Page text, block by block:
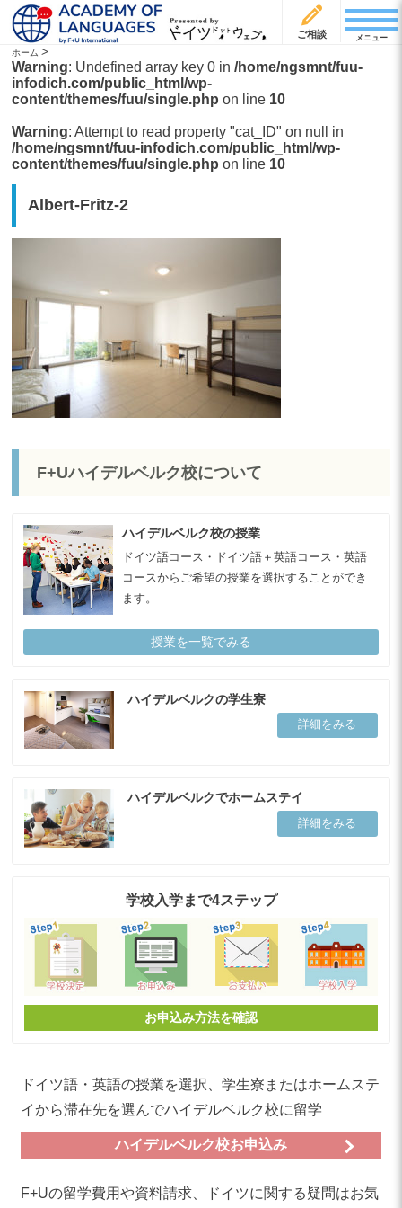
ご相談 メニュー
ホーム >
Warning: Undefined array key 0 in/home/ngsmnt/fuu-
infodich.com/public_html/wp-
content/themes/fuu/single.php on line 10
Warning: Attempt to read property "cat_ID" on null in
/home/ngsmnt/fuu-infodich.com/public_html/wp-
content/themes/fuu/single.php on line 10
Albert-Fritz-2
F+Uハイデルベルク校について
ハイデルベルク校の授業
ドイツ語コース・ドイツ語＋英語コース・英語
コースからご希望の授業を選択することができ
ます。
授業を一覧でみる
ハイデルベルクの学生寮
詳細をみる
ハイデルベルクでホームステイ
詳細をみる
学校入学まで4ステップ
お申込み方法を確認
ドイツ語・英語の授業を選択、学生寮またはホームステ
イから滞在先を選んでハイデルベルク校に留学
ハイデルベルク校お申込み
F+Uの留学費用や資料請求、ドイツに関する疑問はお気